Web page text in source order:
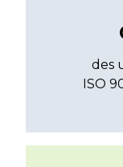
des
ISO